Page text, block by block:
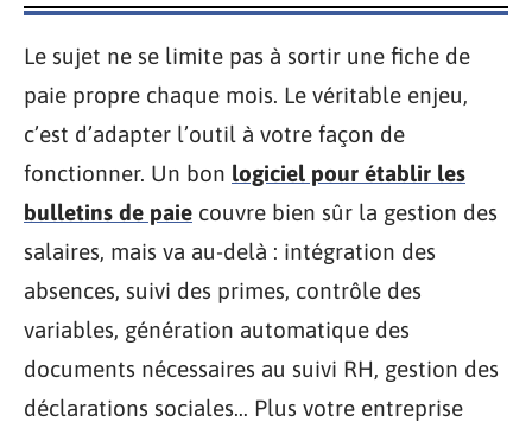
Le sujet ne se limite pas à sortir une fiche de
paie propre chaque mois. Le véritable enjeu,
c’est d’adapter l’outil à votre façon de
fonctionner. Un bon logiciel pour établir les
bulletins de paie couvre bien sûr la gestion des
salaires, mais va au-delà : intégration des
absences, suivi des primes, contrôle des
variables, génération automatique des
documents nécessaires au suivi RH, gestion des
déclarations sociales… Plus votre entreprise